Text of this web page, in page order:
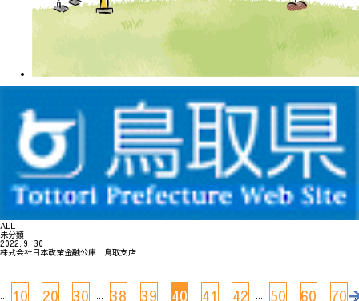
ALL
未分類
2022. 9. 30
株式会社日本政策金融公庫 鳥取支店
10 20 30 ... 38 39 40 41 42 ... 50 60 70